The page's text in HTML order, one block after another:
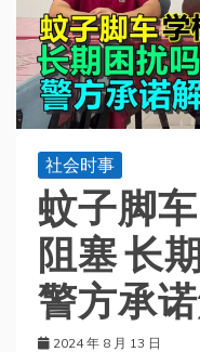
社会时事
蚊子脚
阻塞 长
警方承
2024 年 8 月 13 日